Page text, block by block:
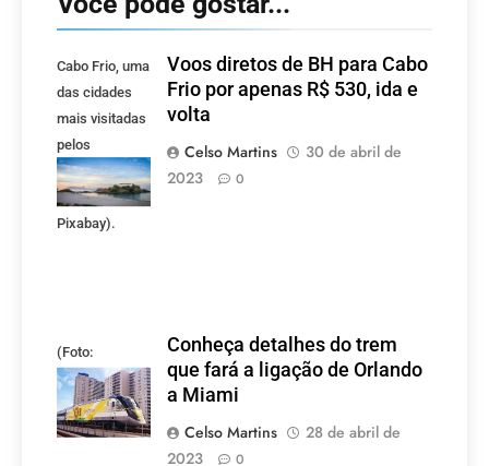
Cabo Frio, uma
das cidades
mais visitadas
pelos
mineiros.
(Foto:
Pixabay).
Voos diretos de BH para Cabo
Frio por apenas R$ 530, ida e
volta
Celso Martins
30 de abril de
2023
0
(Foto:
divulgação)
Conheça detalhes do trem
que fará a ligação de Orlando
a Miami
Celso Martins
28 de abril de
2023
0